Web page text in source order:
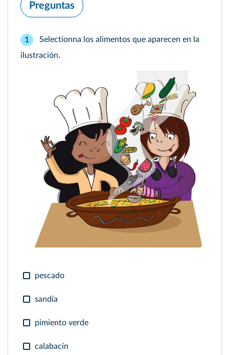
Preguntas
1
Selectionna los alimentos que aparecen en la
ilustración.
pescado
sandía
pimiento verde
calabacín